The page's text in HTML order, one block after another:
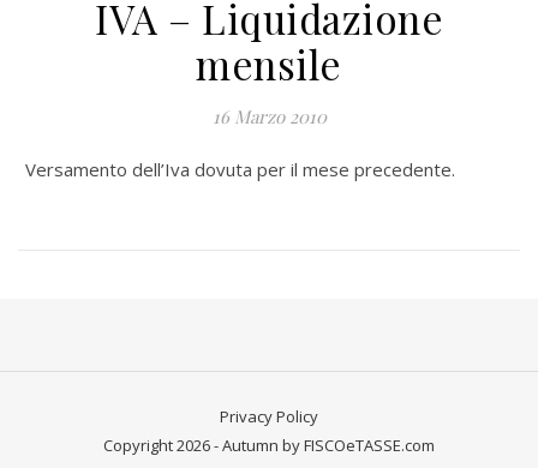
IVA – Liquidazione
mensile
16 Marzo 2010
Versamento dell’Iva dovuta per il mese precedente.
Privacy Policy
Copyright 2026 - Autumn by FISCOeTASSE.com